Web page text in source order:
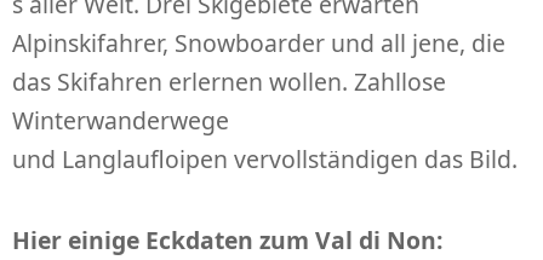
Alpinskifahrer, Snowboarder und all jene, die
das Skifahren erlernen wollen. Zahllose
Winterwanderwege
und Langlaufloipen vervollständigen das Bild.
Hier einige Eckdaten zum Val di Non: